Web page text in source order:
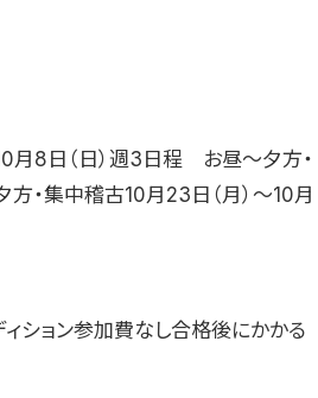
月8日（日）週3日程 お昼〜夕方・
・集中稽古10月23日（月）〜10月
ション参加費なし合格後にかかる